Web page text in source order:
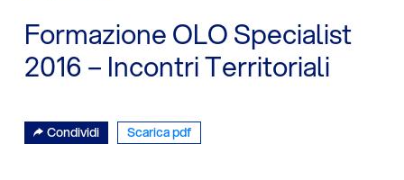
Formazione OLO Specialist
2016 – Incontri Territoriali
Condividi Scarica pdf